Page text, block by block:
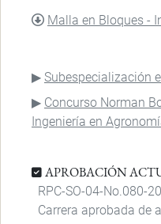
DOCUMENTO
Malla en Bloques -
Subespecialización
Concurso Norman
Ingeniería en
APROBACIÓN
RPC-SO-04-No.080-
Carrera aprobada de